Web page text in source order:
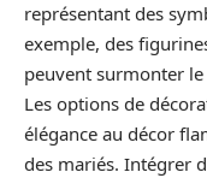
représentant des
exemple, des
peuvent surmonter
Les options de
élégance au décor
des mariés. Intégrer